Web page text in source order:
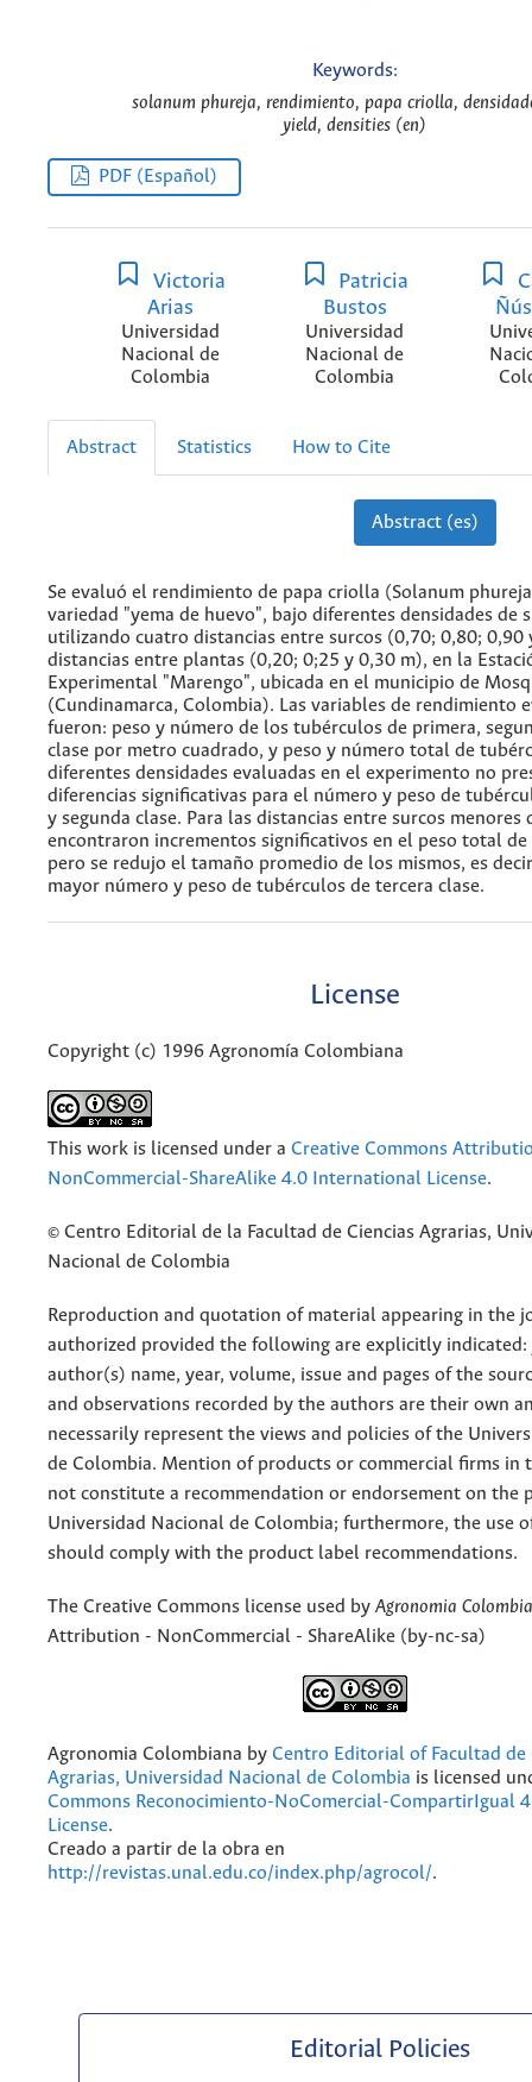
Keywords:
solanum phureja, rendimiento, papa criolla,
yield, densities (en)
PDF (Español)
Victoria
Arias
Universidad
Nacional de
Colombia
Patricia
Bustos
Universidad
Nacional de
Colombia
Abstract Statistics How to Cite
Abstract (es)
Se evaluó el rendimiento de papa criolla (Solanum
variedad "yema de huevo", bajo diferentes densidades de
utilizando cuatro distancias entre surcos (0,70; 0,80; 0,90
distancias entre plantas (0,20; 0;25 y 0,30 m), en la
Experimental "Marengo", ubicada en el municipio de
(Cundinamarca, Colombia). Las variables de rendimiento
fueron: peso y número de los tubérculos de primera,
clase por metro cuadrado, y peso y número total de
diferentes densidades evaluadas en el experimento no
diferencias significativas para el número y peso de
y segunda clase. Para las distancias entre surcos menores
encontraron incrementos significativos en el peso total
pero se redujo el tamaño promedio de los mismos, es
mayor número y peso de tubérculos de tercera clase.
License
Copyright (c) 1996 Agronomía Colombiana
This work is licensed under a Creative Commons
NonCommercial-ShareAlike 4.0 International License.
© Centro Editorial de la Facultad de Ciencias Agrarias,
Nacional de Colombia
Reproduction and quotation of material appearing in the
authorized provided the following are explicitly indicated:
author(s) name, year, volume, issue and pages of the
and observations recorded by the authors are their own
necessarily represent the views and policies of the
de Colombia. Mention of products or commercial firms in
not constitute a recommendation or endorsement on the
Universidad Nacional de Colombia; furthermore, the use
should comply with the product label recommendations.
The Creative Commons license used by Agronomia
Attribution - NonCommercial - ShareAlike (by-nc-sa)
Agronomia Colombiana by Centro Editorial of Facultad de
Agrarias, Universidad Nacional de Colombia is licensed
Commons Reconocimiento-NoComercial-CompartirIgual
License.
Creado a partir de la obra en
http://revistas.unal.edu.co/index.php/agrocol/.
Editorial Policies